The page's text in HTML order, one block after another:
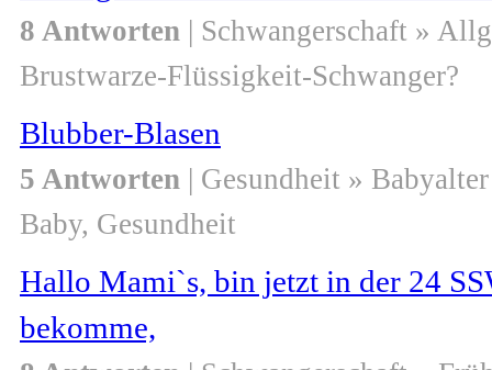
8 Antworten | Schwangerschaft »
Brustwarze-Flüssigkeit-Schwanger?
Blubber-Blasen
5 Antworten | Gesundheit » Babyalter
Baby, Gesundheit
Hallo Mami`s, bin jetzt in der 24
bekomme,